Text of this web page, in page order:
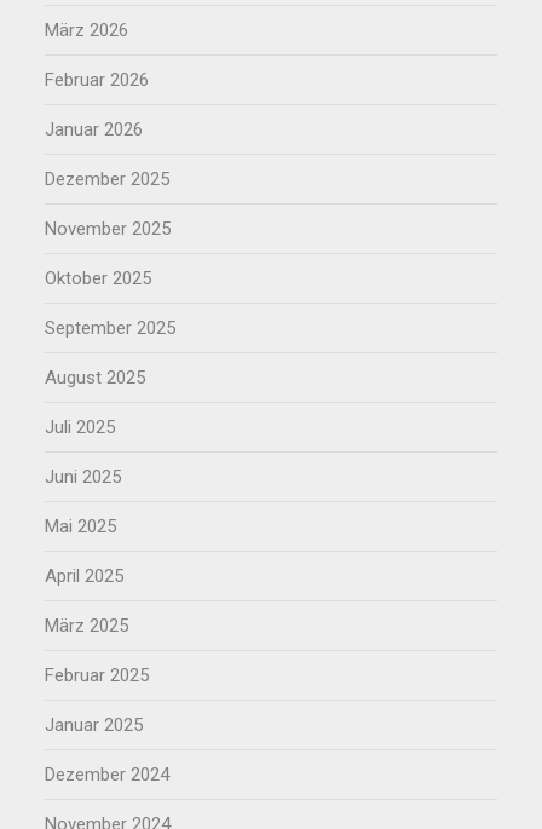
März 2026
Februar 2026
Januar 2026
Dezember 2025
November 2025
Oktober 2025
September 2025
August 2025
Juli 2025
Juni 2025
Mai 2025
April 2025
März 2025
Februar 2025
Januar 2025
Dezember 2024
November 2024